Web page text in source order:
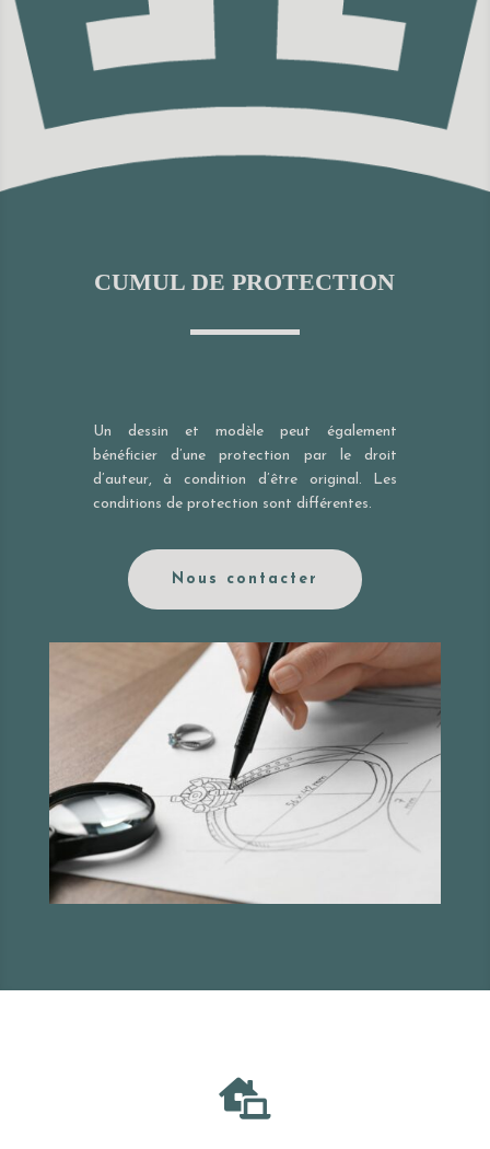
CUMUL DE PROTECTION
Un dessin et modèle peut également
bénéficier d’une protection par le droit
d’auteur, à condition d’être original. Les
conditions de protection sont différentes.
Nous contacter
